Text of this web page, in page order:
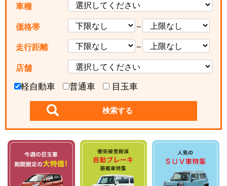
車種
価格帯 ～
走行距離 ～
店舗
軽自動車 普通車 目玉車